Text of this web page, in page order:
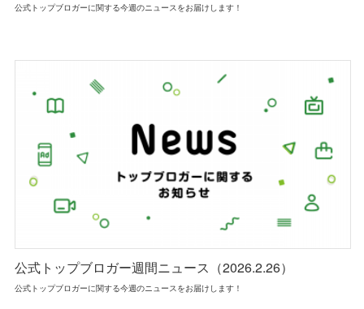
公式トップブロガーに関する今週のニュースをお届けします！
公式トップブロガー週間ニュース（2026.2.26）
公式トップブロガーに関する今週のニュースをお届けします！